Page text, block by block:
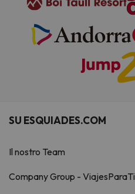
SU ESQUIADES.COM
Il nostro Team
Company Group - ViajesParaTi